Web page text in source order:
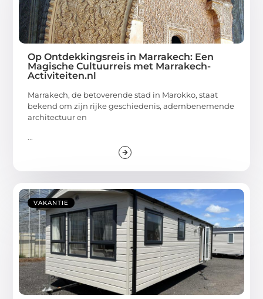
Op Ontdekkingsreis in Marrakech: Een
Magische Cultuurreis met Marrakech-
Activiteiten.nl
Marrakech, de betoverende stad in Marokko, staat
bekend om zijn rijke geschiedenis, adembenemende
architectuur en
...
VAKANTIE